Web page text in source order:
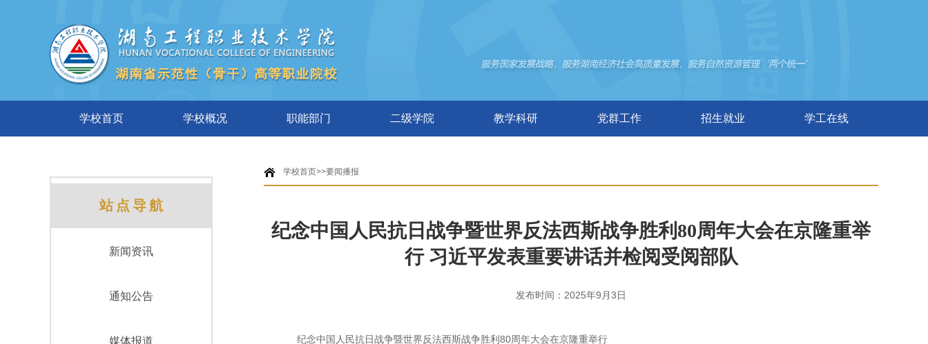
学校首页 学校概况 职能部门 二级学院 教学科研 党群工作 招生就业 学工在线
站点导航
新闻资讯
通知公告
媒体报道
学校首页>>要闻播报
纪念中国人民抗日战争暨世界反法西斯战争胜利80周年大会在京隆重举
行 习近平发表重要讲话并检阅受阅部队
发布时间：2025年9月3日
纪念中国人民抗日战争暨世界反法西斯战争胜利80周年大会在京隆重举行